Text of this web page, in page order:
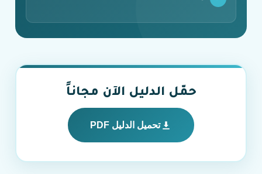
حمّل الدليل الآن مجاناً
تحميل الدليل PDF